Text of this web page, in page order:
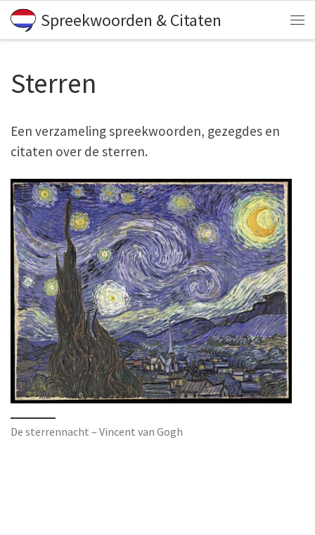
Skip to content
Spreekwoorden & Citaten
Sterren
Een verzameling spreekwoorden, gezegdes en
citaten over de sterren.
De sterrennacht – Vincent van Gogh